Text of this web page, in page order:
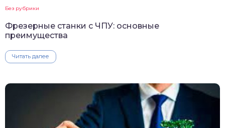
Без рубрики
Фрезерные станки с ЧПУ: основные
преимущества
Читать далее